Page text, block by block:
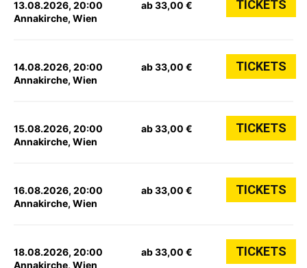
13.08.2026, 20:00
Annakirche, Wien
ab 33,00 € TICKETS
14.08.2026, 20:00
Annakirche, Wien
ab 33,00 € TICKETS
15.08.2026, 20:00
Annakirche, Wien
ab 33,00 € TICKETS
16.08.2026, 20:00
Annakirche, Wien
ab 33,00 € TICKETS
18.08.2026, 20:00
Annakirche, Wien
ab 33,00 € TICKETS